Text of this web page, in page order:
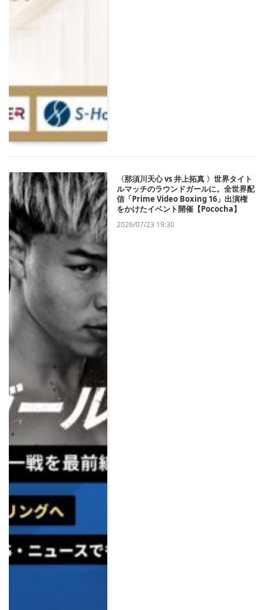
〈那須川天心 vs 井上拓真 〉世界タイト
ルマッチのラウンドガールに。全世界配
信「Prime Video Boxing 16」出演権
をかけたイベント開催【Pococha】
2026/07/23 19:30